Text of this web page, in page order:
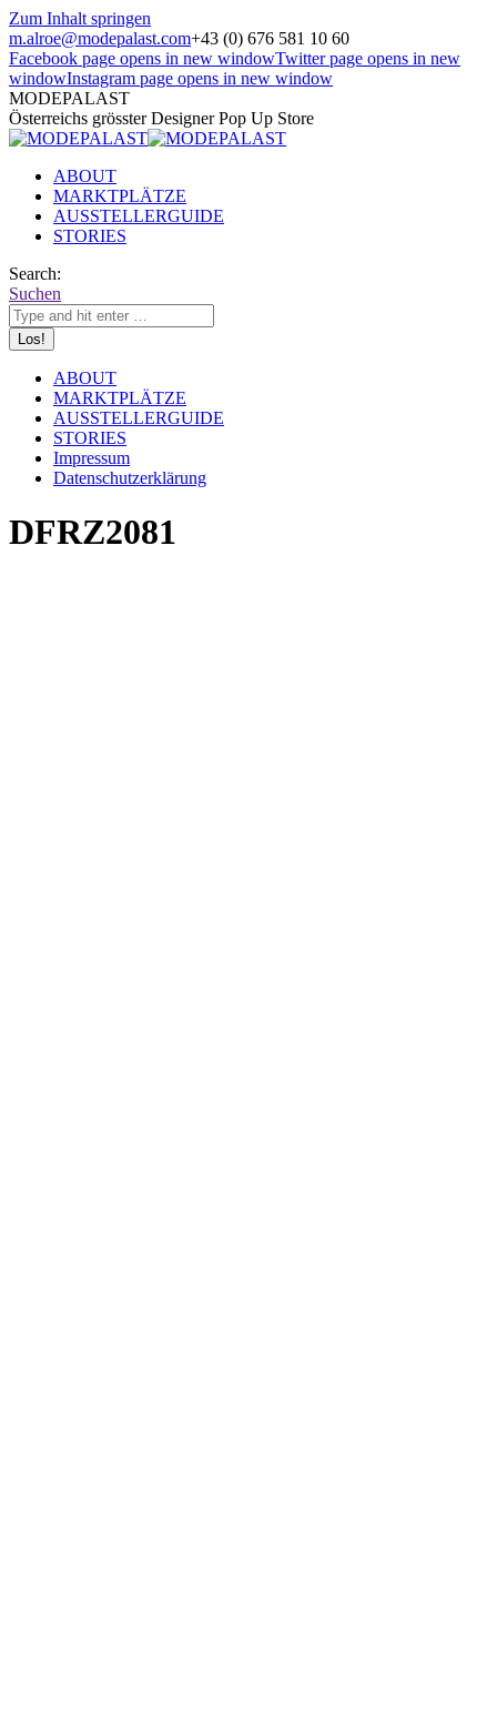
Zum Inhalt springen
m.alroe@modepalast.com+43 (0) 676 581 10 60
Facebook page opens in new windowTwitter page opens in new
windowInstagram page opens in new window
MODEPALAST
Österreichs grösster Designer Pop Up Store
ABOUT
MARKTPLÄTZE
AUSSTELLERGUIDE
STORIES
Search:
Suchen
ABOUT
MARKTPLÄTZE
AUSSTELLERGUIDE
STORIES
Impressum
Datenschutzerklärung
DFRZ2081